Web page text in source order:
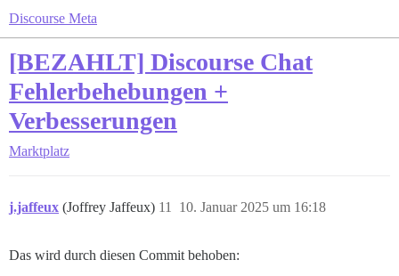
Discourse Meta
[BEZAHLT] Discourse Chat
Fehlerbehebungen +
Verbesserungen
Marktplatz
j.jaffeux (Joffrey Jaffeux) 10. Januar 2025 um 16:18
11
Das wird durch diesen Commit behoben: